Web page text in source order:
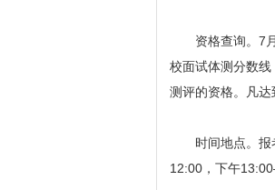
资格查询。7月2
校面试体测分数
测评的资格。凡达
时间地点。报考
12:00，下午